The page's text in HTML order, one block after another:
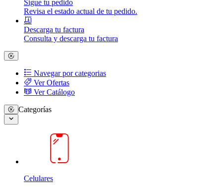
Sigue tu pedido
Revisa el estado actual de tu pedido.
Descarga tu factura
Consulta y descarga tu factura
Navegar por categorias
Ver Ofertas
Ver Catálogo
Categorías
Celulares